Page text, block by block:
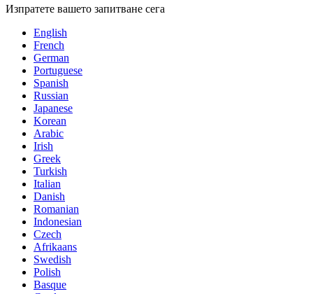
Изпратете вашето запитване сега
English
French
German
Portuguese
Spanish
Russian
Japanese
Korean
Arabic
Irish
Greek
Turkish
Italian
Danish
Romanian
Indonesian
Czech
Afrikaans
Swedish
Polish
Basque